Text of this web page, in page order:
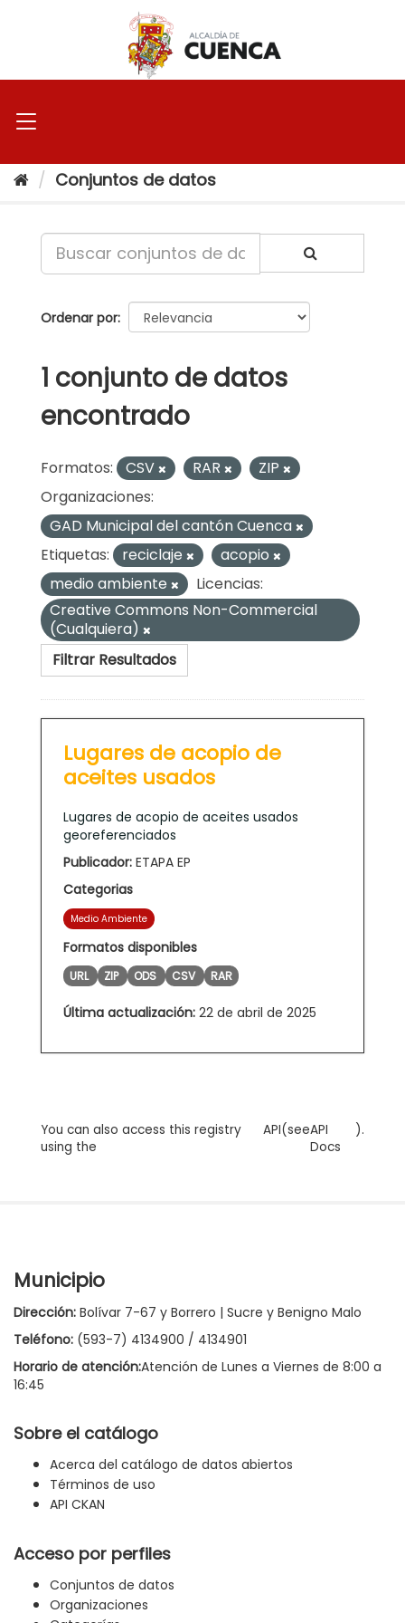
Conjuntos de datos
Ordenar por
1 conjunto de datos
encontrado
Formatos: CSV RAR
ZIP
Organizaciones:
GAD Municipal del cantón Cuenca
Etiquetas:
reciclaje
acopio
medio ambiente
Licencias:
Creative Commons Non-Commercial
(Cualquiera)
Filtrar Resultados
Lugares de acopio de
aceites usados
Lugares de acopio de aceites usados
georeferenciados
Publicador: ETAPA EP
Categorias
Medio Ambiente
Formatos disponibles
URL ZIP ODS CSV RAR
Última actualización: 22 de abril de 2025
You can also access this registry
using the
API(seeAPI
Docs
).
Municipio
Dirección: Bolívar 7-67 y Borrero | Sucre y Benigno Malo
Teléfono: (593-7) 4134900 / 4134901
Horario de atención:Atención de Lunes a Viernes de 8:00 a
16:45
Sobre el catálogo
Acerca del catálogo de datos abiertos
Términos de uso
API CKAN
Acceso por perfiles
Conjuntos de datos
Organizaciones